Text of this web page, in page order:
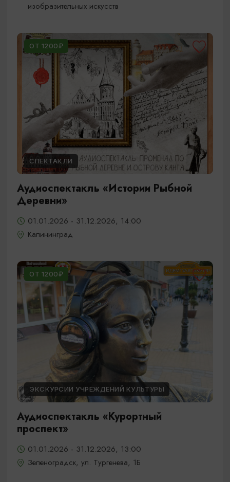
изобразительных искусств
ОТ 1200₽
СПЕКТАКЛИ
Аудиоспектакль «Истории Рыбной
Деревни»
01.01.2026 - 31.12.2026, 14:00
Калининград
ОТ 1200₽
ЭКСКУРСИИ УЧРЕЖДЕНИЙ КУЛЬТУРЫ
Аудиоспектакль «Курортный
проспект»
01.01.2026 - 31.12.2026, 13:00
Зеленоградск, ул. Тургенева, 1Б